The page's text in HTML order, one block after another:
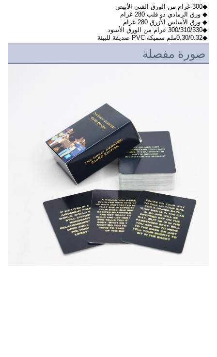
◆300 غرام من الورق الفني الأبيض
◆ ورق الرمادي ذو قلب 280 غرام
◆ ورق الأساس الأزرق 280 غرام
◆300/310/330 غرام من الورق الأسود
◆0.30/0.32ملم سميكة PVC صديقة للبيئة
صورة مفصلة